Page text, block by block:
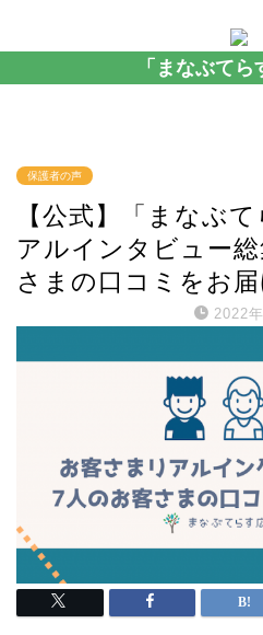
「まなぶて
保護者の声
【公式】「まなぶ
アルインタビュー
さまの口コミをお
2022